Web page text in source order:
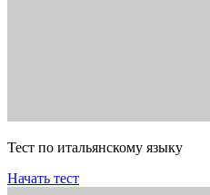
Тест по итальянскому языку
Начать тест